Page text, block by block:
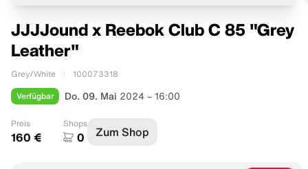
JJJJound x Reebok Club C 85 "Grey
Leather"
Grey/White 100073318
Verfügbar Do. 09. Mai 2024 – 16:00
Preis
160 €
Shops
0 Zum Shop